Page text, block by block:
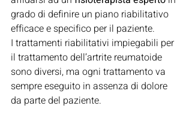
grado di definire un piano riabilitativo
efficace e specifico per il paziente.
I trattamenti riabilitativi impiegabili per
il trattamento dell’artrite reumatoide
sono diversi, ma ogni trattamento va
sempre eseguito in assenza di dolore
da parte del paziente.